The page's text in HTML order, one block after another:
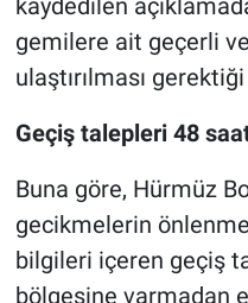
kaydedilen
gemilere ait geçerli
ulaştırılması
Geçiş talepleri 48
Buna göre, Hürmüz
gecikmelerin
bilgileri içeren geçiş
bölgesine varmadan